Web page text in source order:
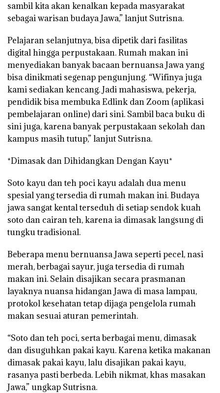
sambil kita akan kenalkan kepada masyarakat
sebagai warisan budaya Jawa,” lanjut Sutrisna.
Pelajaran selanjutnya, bisa dipetik dari fasilitas
digital hingga perpustakaan. Rumah makan ini
menyediakan banyak bacaan bernuansa Jawa yang
bisa dinikmati segenap pengunjung. “Wifinya juga
kami sediakan kencang. Jadi mahasiswa, pekerja,
pendidik bisa membuka Edlink dan Zoom (aplikasi
pembelajaran online) dari sini. Sambil baca buku di
sini juga, karena banyak perpustakaan sekolah dan
kampus masih tutup,” lanjut Sutrisna.
*Dimasak dan Dihidangkan Dengan Kayu*
Soto kayu dan teh poci kayu adalah dua menu
spesial yang tersedia di rumah makan ini. Budaya
jawa sangat kental terseduh di setiap sendok kuah
soto dan cairan teh, karena ia dimasak langsung di
tungku tradisional.
Beberapa menu bernuansa Jawa seperti pecel, nasi
merah, berbagai sayur, juga tersedia di rumah
makan ini. Selain disajikan secara prasmanan
layaknya nuansa hidangan Jawa di masa lampau,
protokol kesehatan tetap dijaga pengelola rumah
makan sesuai aturan pemerintah.
“Soto dan teh poci, serta berbagai menu, dimasak
dan disuguhkan pakai kayu. Karena ketika makanan
dimasak pakai kayu, lalu disajikan pakai kayu,
rasanya pasti berbeda. Lebih nikmat, khas masakan
Jawa,” ungkap Sutrisna.